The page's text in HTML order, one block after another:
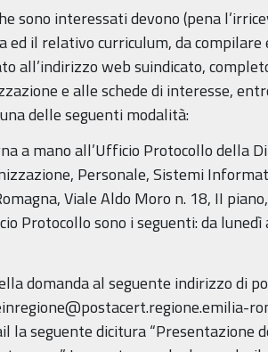
sono interessati devono (pena
ed il relativo curriculum, da
all’indirizzo web suindicato,
e alle schede di interesse,
delle seguenti modalità:
a mano all’Ufficio Protocollo della
Personale, Sistemi
Viale Aldo Moro n. 18, II
Protocollo sono i seguenti: da
domanda al seguente indirizzo di
la seguente dicitura “Presentazione